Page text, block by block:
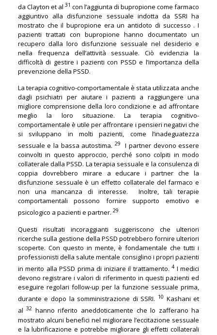
da Clayton et al 31 con l’aggiunta di bupropione come farmaco
aggiuntivo alla disfunzione sessuale indotta da SSRI ha
mostrato che il bupropione era un antidoto di successo . I
pazienti trattati con bupropione hanno documentato un
recupero dalla loro disfunzione sessuale nel desiderio e
nella frequenza dell’attività sessuale. Ciò evidenzia la
difficoltà di gestire i pazienti con PSSD e l’importanza della
prevenzione della PSSD.
La terapia cognitivo-comportamentale è stata utilizzata anche
dagli psichiatri per aiutare i pazienti a raggiungere una
migliore comprensione della loro condizione e ad affrontare
meglio la loro situazione. La terapia cognitivo-
comportamentale è utile per affrontare i pensieri negativi che
si sviluppano in molti pazienti, come l’inadeguatezza
sessuale e la bassa autostima. 29
I partner devono essere
coinvolti in questo approccio, perché sono colpiti in modo
collaterale dalla PSSD. La terapia sessuale e la consulenza di
coppia dovrebbero mirare a educare i partner che la
disfunzione sessuale è un effetto collaterale del farmaco e
non una mancanza di interesse. Inoltre, tali terapie
comportamentali possono fornire supporto emotivo e
psicologico a pazienti e partner. 29
Questi risultati incoraggianti suggeriscono che ulteriori
ricerche sulla gestione della PSSD potrebbero fornire ulteriori
scoperte. Con questo in mente, è fondamentale che tutti i
professionisti della salute mentale consiglino i propri pazienti
in merito alla PSSD prima di iniziare il trattamento.4 I medici
devono registrare i valori di riferimento in questi pazienti ed
eseguire regolari follow-up per la funzione sessuale prima,
durante e dopo la somministrazione di SSRI. 10 Kashani et
al32 hanno riferito aneddoticamente che lo zafferano ha
mostrato alcuni benefici nel migliorare l’eccitazione sessuale
e la lubrificazione e potrebbe migliorare gli effetti collaterali